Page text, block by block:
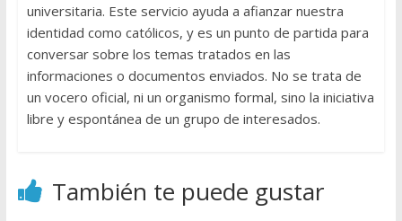
universitaria. Este servicio ayuda a afianzar nuestra
identidad como católicos, y es un punto de partida para
conversar sobre los temas tratados en las
informaciones o documentos enviados. No se trata de
un vocero oficial, ni un organismo formal, sino la iniciativa
libre y espontánea de un grupo de interesados.
También te puede gustar